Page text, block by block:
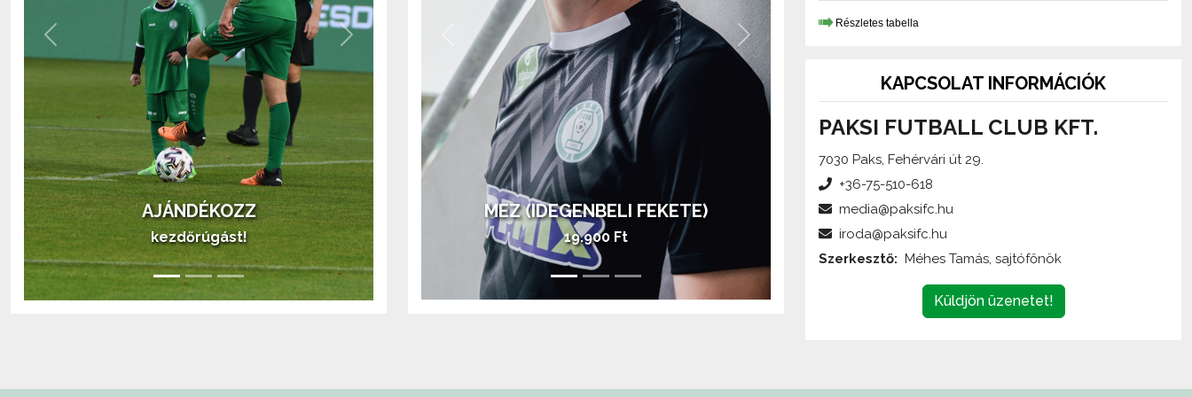
AJÁNDÉKOZZ
kezdőrúgást!
Previous Next
MEZ (HAZAI ZÖLD)
28.900 Ft
Previous Next
Részletes tabella
KAPCSOLAT INFORMÁCIÓK
PAKSI FUTBALL CLUB KFT.
7030 Paks, Fehérvári út 29.
+36-75-510-618
media@paksifc.hu
iroda@paksifc.hu
Szerkesztő:
Méhes Tamás, sajtófőnök
Küldjön üzenetet!